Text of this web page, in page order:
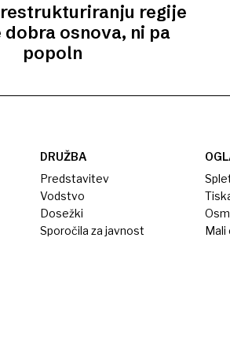
regije
dobra osnova, ni pa
popoln
DRUŽBA
Predstavitev
Vodstvo
Dosežki
Sporočila za javnost
Mali